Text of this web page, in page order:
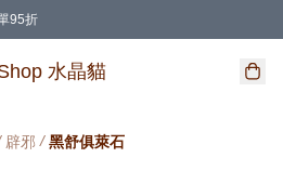
95折
水晶貓
辟邪 / 黑舒俱萊石